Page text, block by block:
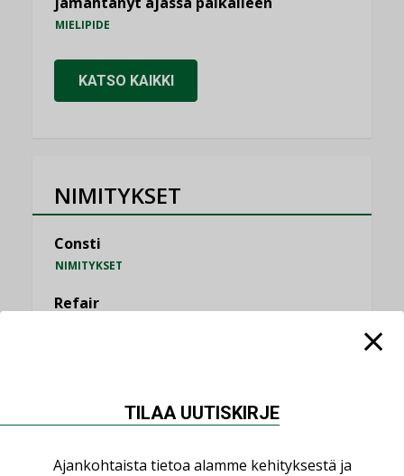
MIELIPIDE
KATSO KAIKKI
NIMITYKSET
Consti
NIMITYKSET
Refair
Schneider ElectricTILAA UUTISKIRJE
Ajankohtaista tietoa alamme kehityksestä ja